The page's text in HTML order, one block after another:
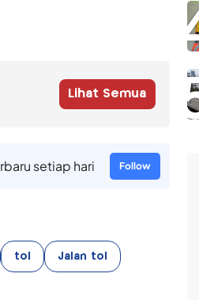
Lihat Semua
setiap hari Follow
tol Jalan tol